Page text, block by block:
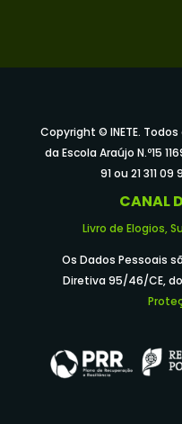
Copyright © INETE.
da Escola Araújo N.º15
91 ou 21 311 09
CANAL
Livro de Elogios,
Os Dados Pessoais
Diretiva 95/46/CE,